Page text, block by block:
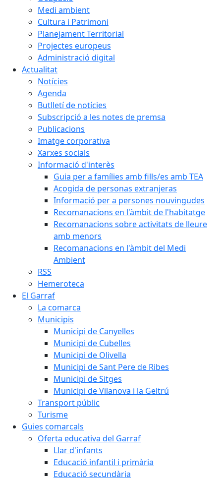
Medi ambient
Cultura i Patrimoni
Planejament Territorial
Projectes europeus
Administració digital
Actualitat
Notícies
Agenda
Butlletí de notícies
Subscripció a les notes de premsa
Publicacions
Imatge corporativa
Xarxes socials
Informació d'interès
Guia per a famílies amb fills/es amb TEA
Acogida de personas extranjeras
Informació per a persones nouvingudes
Recomanacions en l'àmbit de l'habitatge
Recomanacions sobre activitats de lleure
amb menors
Recomanacions en l'àmbit del Medi
Ambient
RSS
Hemeroteca
El Garraf
La comarca
Municipis
Municipi de Canyelles
Municipi de Cubelles
Municipi de Olivella
Municipi de Sant Pere de Ribes
Municipi de Sitges
Municipi de Vilanova i la Geltrú
Transport públic
Turisme
Guies comarcals
Oferta educativa del Garraf
Llar d'infants
Educació infantil i primària
Educació secundària